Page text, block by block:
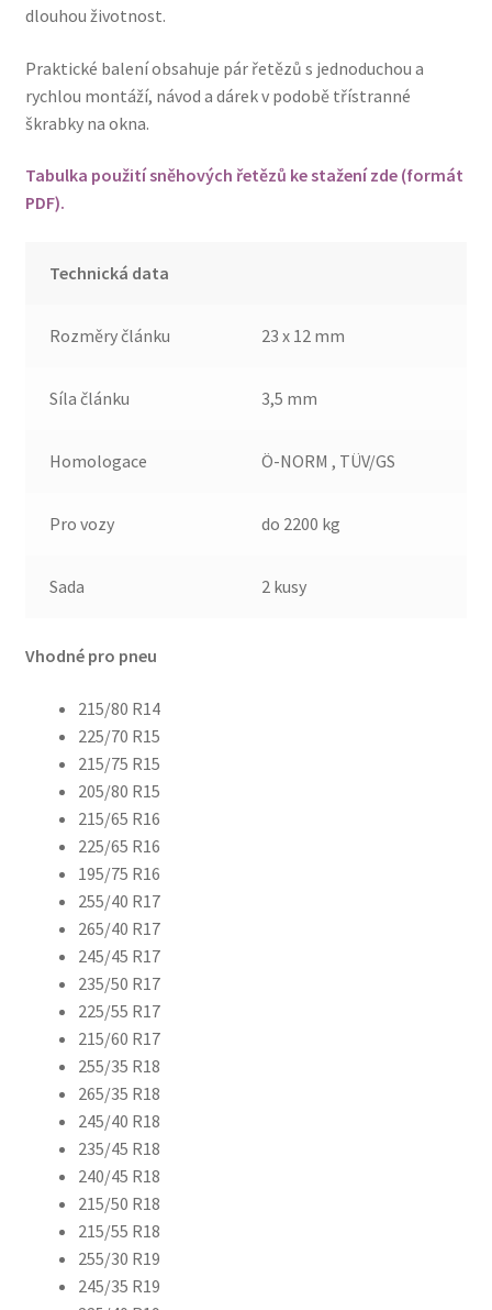
dlouhou životnost.
Praktické balení obsahuje pár řetězů s jednoduchou a
rychlou montáží, návod a dárek v podobě třístranné
škrabky na okna.
Tabulka použití sněhových řetězů ke stažení zde (formát
PDF).
Technická data
Rozměry článku 23 x 12 mm
Síla článku 3,5 mm
Homologace Ö-NORM , TÜV/GS
Pro vozy do 2200 kg
Sada 2 kusy
Vhodné pro pneu
215/80 R14
225/70 R15
215/75 R15
205/80 R15
215/65 R16
225/65 R16
195/75 R16
255/40 R17
265/40 R17
245/45 R17
235/50 R17
225/55 R17
215/60 R17
255/35 R18
265/35 R18
245/40 R18
235/45 R18
240/45 R18
215/50 R18
215/55 R18
255/30 R19
245/35 R19